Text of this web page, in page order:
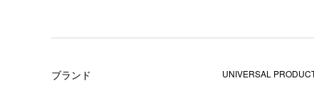
ブランド UNIVERSAL